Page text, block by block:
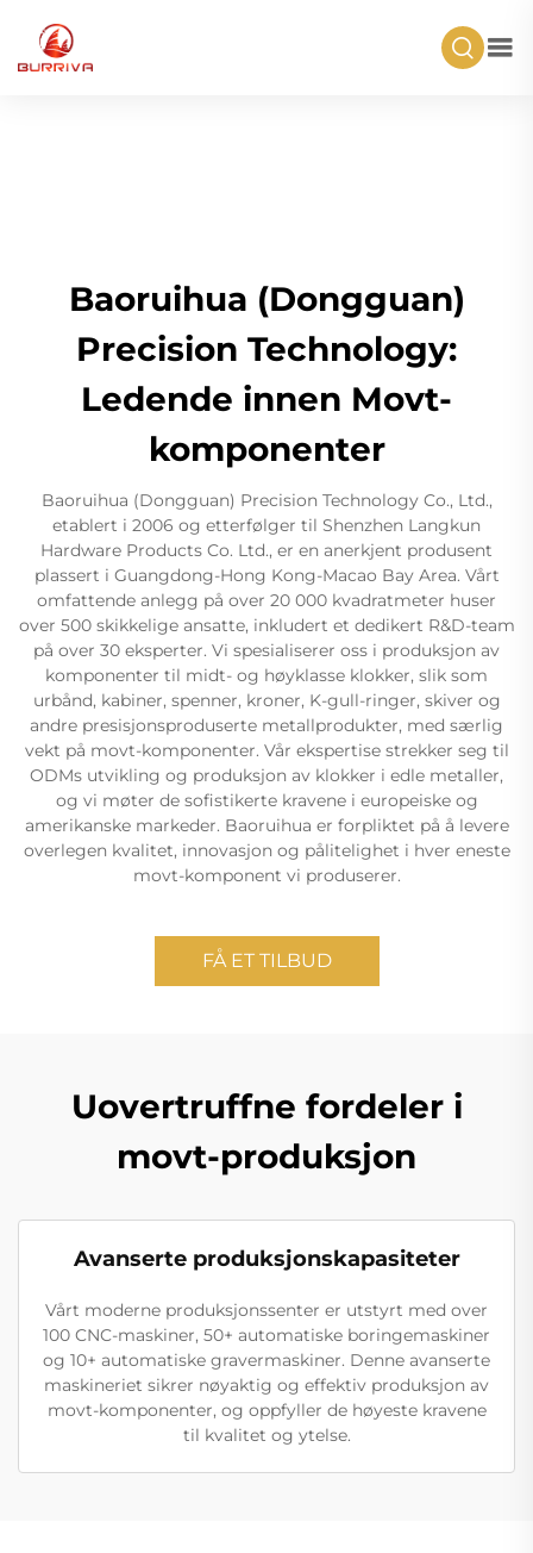
Baoruihua (Dongguan)
Precision Technology:
Ledende innen Movt-
komponenter
Baoruihua (Dongguan) Precision Technology Co., Ltd.,
etablert i 2006 og etterfølger til Shenzhen Langkun
Hardware Products Co. Ltd., er en anerkjent produsent
plassert i Guangdong-Hong Kong-Macao Bay Area. Vårt
omfattende anlegg på over 20 000 kvadratmeter huser
over 500 skikkelige ansatte, inkludert et dedikert R&D-team
på over 30 eksperter. Vi spesialiserer oss i produksjon av
komponenter til midt- og høyklasse klokker, slik som
urbånd, kabiner, spenner, kroner, K-gull-ringer, skiver og
andre presisjonsproduserte metallprodukter, med særlig
vekt på movt-komponenter. Vår ekspertise strekker seg til
ODMs utvikling og produksjon av klokker i edle metaller,
og vi møter de sofistikerte kravene i europeiske og
amerikanske markeder. Baoruihua er forpliktet på å levere
overlegen kvalitet, innovasjon og pålitelighet i hver eneste
movt-komponent vi produserer.
FÅ ET TILBUD
Uovertruffne fordeler i
movt-produksjon
Avanserte produksjonskapasiteter
Vårt moderne produksjonssenter er utstyrt med over
100 CNC-maskiner, 50+ automatiske boringemaskiner
og 10+ automatiske gravermaskiner. Denne avanserte
maskineriet sikrer nøyaktig og effektiv produksjon av
movt-komponenter, og oppfyller de høyeste kravene
til kvalitet og ytelse.